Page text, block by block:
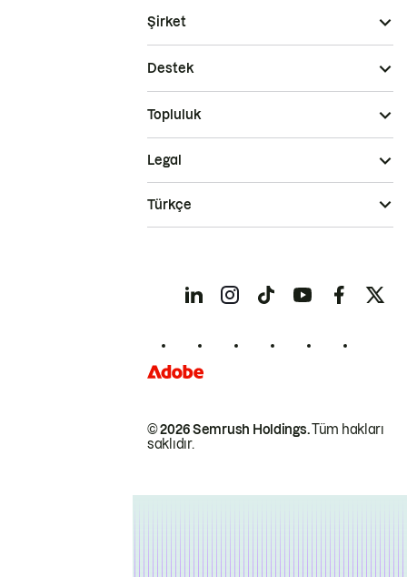
Şirket
Destek
Topluluk
© 2026 Semrush Holdings.Tüm hakları
saklıdır.
Legal
Türkçe